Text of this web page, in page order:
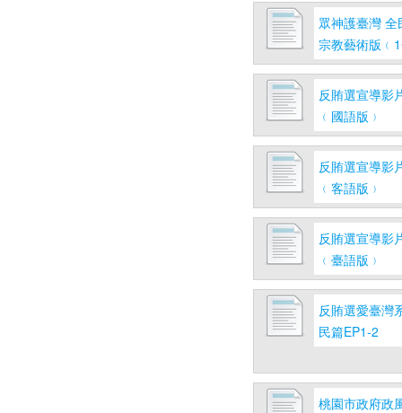
眾神護臺灣
宗教藝術版
反賄選宣導影
﹙國語版﹚
反賄選宣導影
﹙客語版﹚
反賄選宣導影
﹙臺語版﹚
反賄選愛臺灣
民篇EP1-2
桃園市政府政